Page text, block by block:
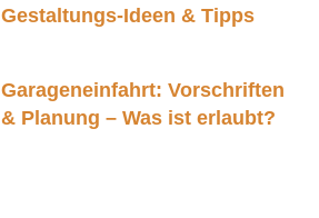
Gestaltungs-Ideen & Tipps
Garageneinfahrt: Vorschriften
& Planung – Was ist erlaubt?